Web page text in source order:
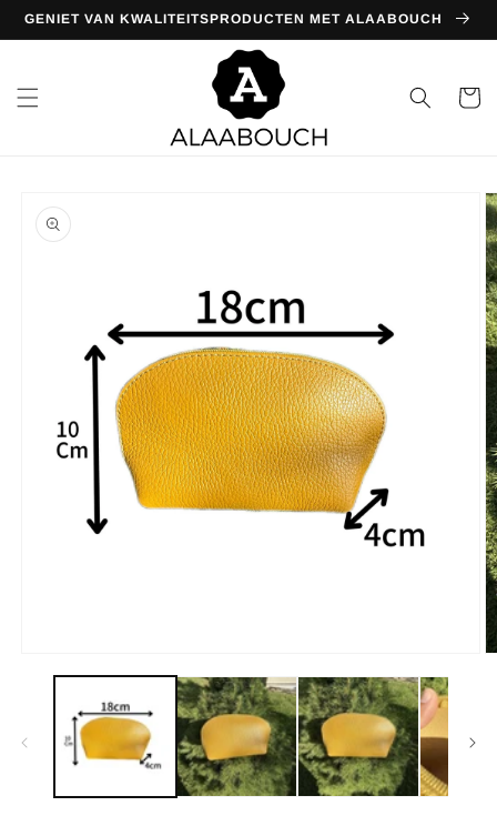
naar de
content
GENIET VAN KWALITEITSPRODUCTEN MET ALAABOUCH